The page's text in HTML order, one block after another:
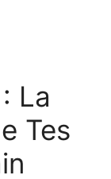
La
Tes